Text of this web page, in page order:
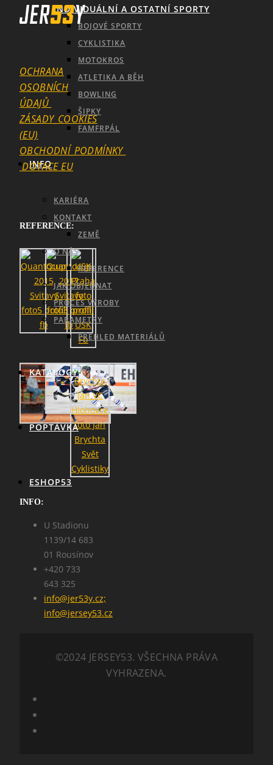
INDIVIDUÁLNÍ A OSTATNÍ SPORTY
BOJOVÉ SPORTY
CYKLISTIKA
MOTOKROS
ATLETIKA A BĚH
BOWLING
ŠIPKY
FAMFRPÁL
INFO
KARIÉRA
KONTAKT
ZEMĚ
O NÁS
REFERENCE
JAK OBJEDNAT
PROCES VÝROBY
PARAMETRY
PŘEHLED MATERIÁLŮ
KATALOGY
POPTÁVKA
ESHOP53
OCHRANA
OSOBNÍCH
ÚDAJŮ
ZÁSADY_COOKIES
(EU)
OBCHODNÍ_PODMÍNKY
DOTACE EU
REFERENCE:
INFO:
U Stadionu
1139/14 683
01 Rousínov
+420 733
643 325
info@jer53y.cz;
info@jersey53.cz
©2024 JERSEY53. VŠECHNA PRÁVA
VYHRAZENA.